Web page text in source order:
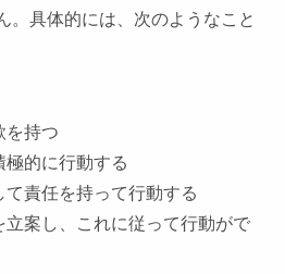
。具体的には、次のようなこと
を持つ
極的に行動する
て責任を持って行動する
案し、これに従って行動がで